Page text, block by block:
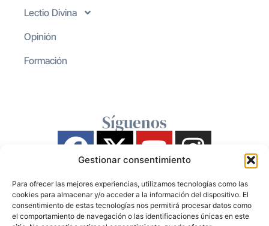
Gestionar consentimiento
Para ofrecer las mejores experiencias, utilizamos tecnologías como las
cookies para almacenar y/o acceder a la información del dispositivo. El
consentimiento de estas tecnologías nos permitirá procesar datos como
el comportamiento de navegación o las identificaciones únicas en este
Lectio Divina
Opinión
Formación
Síguenos